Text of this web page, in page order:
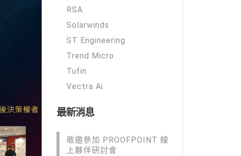
RSA
Solarwinds
ST Engineering
Trend Micro
Tufin
Vectra Ai
最新消息
敬邀參加 PROOFPOINT 線
上夥伴研討會